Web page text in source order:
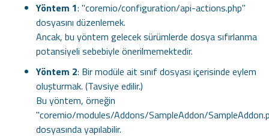
Yöntem 1: "coremio/configuration/api-actions.php"
dosyasını düzenlemek.
Ancak, bu yöntem gelecek sürümlerde dosya sıfırlanma
potansiyeli sebebiyle önerilmemektedir.
Yöntem 2: Bir modüle ait sınıf dosyası içerisinde eylem
oluşturmak. (Tavsiye edilir.)
Bu yöntem, örneğin
"coremio/modules/Addons/SampleAddon/
dosyasında yapılabilir.